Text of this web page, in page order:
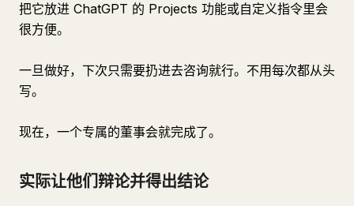
把它放进 ChatGPT 的 Projects 功能或自定义指令里会
很方便。
一旦做好，下次只需要扔进去咨询就行。不用每次都从头
写。
现在，一个专属的董事会就完成了。
实际让他们辩论并得出结论